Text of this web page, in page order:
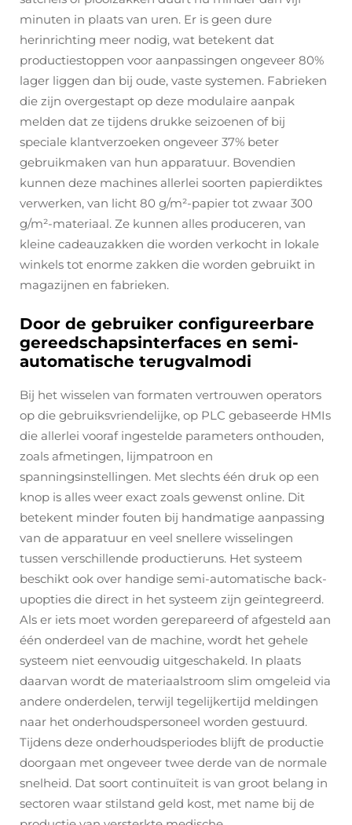
minuten in plaats van uren. Er is geen dure
herinrichting meer nodig, wat betekent dat
productiestoppen voor aanpassingen ongeveer 80%
lager liggen dan bij oude, vaste systemen. Fabrieken
die zijn overgestapt op deze modulaire aanpak
melden dat ze tijdens drukke seizoenen of bij
speciale klantverzoeken ongeveer 37% beter
gebruikmaken van hun apparatuur. Bovendien
kunnen deze machines allerlei soorten papierdiktes
verwerken, van licht 80 g/m²-papier tot zwaar 300
g/m²-materiaal. Ze kunnen alles produceren, van
kleine cadeauzakken die worden verkocht in lokale
winkels tot enorme zakken die worden gebruikt in
magazijnen en fabrieken.
Door de gebruiker configureerbare
gereedschapsinterfaces en semi-
automatische terugvalmodi
Bij het wisselen van formaten vertrouwen operators
op die gebruiksvriendelijke, op PLC gebaseerde HMIs
die allerlei vooraf ingestelde parameters onthouden,
zoals afmetingen, lijmpatroon en
spanningsinstellingen. Met slechts één druk op een
knop is alles weer exact zoals gewenst online. Dit
betekent minder fouten bij handmatige aanpassing
van de apparatuur en veel snellere wisselingen
tussen verschillende productieruns. Het systeem
beschikt ook over handige semi-automatische back-
upopties die direct in het systeem zijn geïntegreerd.
Als er iets moet worden gerepareerd of afgesteld aan
één onderdeel van de machine, wordt het gehele
systeem niet eenvoudig uitgeschakeld. In plaats
daarvan wordt de materiaalstroom slim omgeleid via
andere onderdelen, terwijl tegelijkertijd meldingen
naar het onderhoudspersoneel worden gestuurd.
Tijdens deze onderhoudsperiodes blijft de productie
doorgaan met ongeveer twee derde van de normale
snelheid. Dat soort continuïteit is van groot belang in
sectoren waar stilstand geld kost, met name bij de